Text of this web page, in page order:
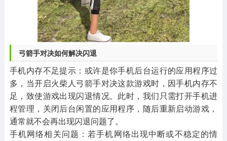
弓箭手对决如何解决闪退
手机内存不足提示：或许是你手机后台运行的应用程序过
多，当开启火柴人弓箭手对决这款游戏时，因手机内存不
足，致使游戏出现闪退情况。此时，我们只需打开手机进
程管理，关闭后台闲置的应用程序，随后重新启动游戏，
通常就不会再出现闪退问题了。
手机网络相关问题：若手机网络出现中断或不稳定的情